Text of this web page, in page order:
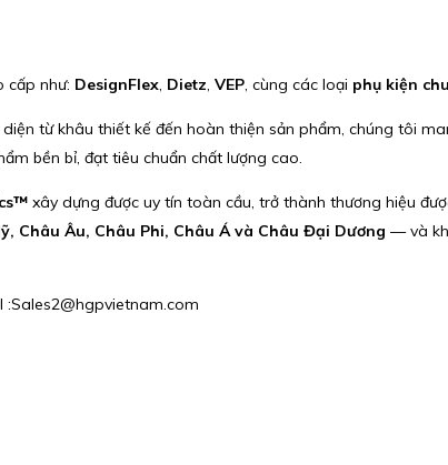
cấp như: DesignFlex, Dietz, VEP, cùng các loại phụ kiện
từ khâu thiết kế đến hoàn thiện sản phẩm, chúng tôi
bền bỉ, đạt tiêu chuẩn chất lượng cao.
xây dựng được uy tín toàn cầu, trở thành thương hiệu
Châu Âu, Châu Phi, Châu Á và Châu Đại Dương — và